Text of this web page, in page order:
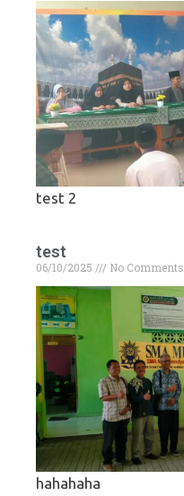
test 2
test
06/10/2025 No Comments
hahahaha